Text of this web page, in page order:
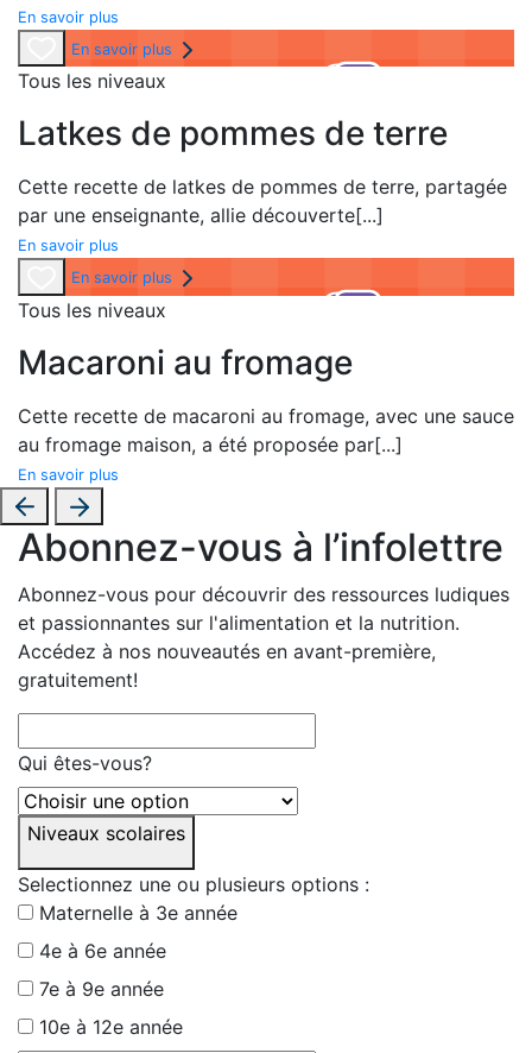
En savoir plus
En savoir plus
Tous les niveaux
Latkes de pommes de terre
Cette recette de latkes de pommes de terre, partagée
par une enseignante, allie découverte[...]
En savoir plus
En savoir plus
Tous les niveaux
Macaroni au fromage
Cette recette de macaroni au fromage, avec une sauce
au fromage maison, a été proposée par[...]
En savoir plus
Abonnez-vous à l’infolettre
Abonnez-vous pour découvrir des ressources ludiques
et passionnantes sur l'alimentation et la nutrition.
Accédez à nos nouveautés en avant-première,
gratuitement!
Qui êtes-vous?
Niveaux scolaires
Selectionnez une ou plusieurs options :
Maternelle à 3e année
4e à 6e année
7e à 9e année
10e à 12e année